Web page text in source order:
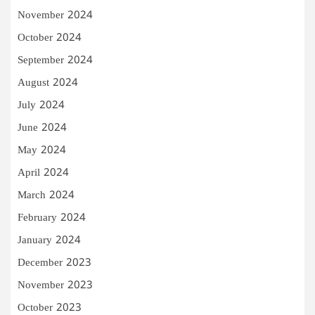
November 2024
October 2024
September 2024
August 2024
July 2024
June 2024
May 2024
April 2024
March 2024
February 2024
January 2024
December 2023
November 2023
October 2023